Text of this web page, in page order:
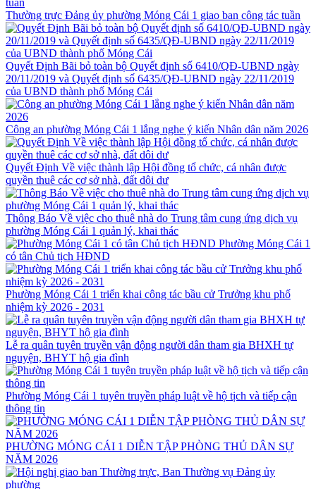
Thường trực Đảng ủy phường Móng Cái 1 giao ban công tác tuần
Quyết Định Bãi bỏ toàn bộ Quyết định số 6410/QĐ-UBND ngày
20/11/2019 và Quyết định số 6435/QĐ-UBND ngày 22/11/2019
của UBND thành phố Móng Cái
Công an phường Móng Cái 1 lắng nghe ý kiến Nhân dân năm 2026
Quyết Định Về việc thành lập Hội đồng tổ chức, cá nhân được
quyền thuê các cơ sở nhà, đất dôi dư
Thông Báo Về việc cho thuê nhà do Trung tâm cung ứng dịch vụ
phường Móng Cái 1 quản lý, khai thác
Phường Móng Cái 1
có tân Chủ tịch HĐND
Phường Móng Cái 1 triển khai công tác bầu cử Trưởng khu phố
nhiệm kỳ 2026 - 2031
Lễ ra quân tuyên truyền vận động người dân tham gia BHXH tự
nguyện, BHYT hộ gia đình
Phường Móng Cái 1 tuyên truyền pháp luật về hộ tịch và tiếp cận
thông tin
PHƯỜNG MÓNG CÁI 1 DIỄN TẬP PHÒNG THỦ DÂN SỰ
NĂM 2026